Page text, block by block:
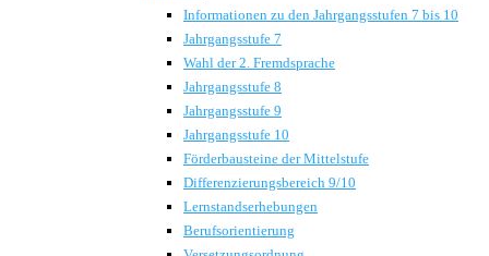
Informationen zu den Jahrgangsstufen 7 bis 10
Jahrgangsstufe 7
Wahl der 2. Fremdsprache
Jahrgangsstufe 8
Jahrgangsstufe 9
Jahrgangsstufe 10
Förderbausteine der Mittelstufe
Differenzierungsbereich 9/10
Lernstandserhebungen
Berufsorientierung